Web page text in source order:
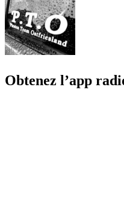
Obtenez l’app